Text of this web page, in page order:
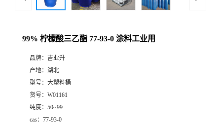
99% 柠檬酸三乙酯 77-93-0 涂料工业用
品牌： 吉业升
产地： 湖北
型号： 大塑料桶
货号： W01161
纯度： 50~99
cas： 77-93-0